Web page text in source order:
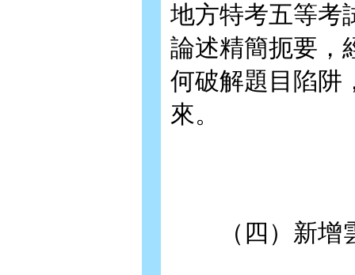
地方特考五等考
論述精簡扼要，
何破解題目陷阱
來。
（四）新增雲